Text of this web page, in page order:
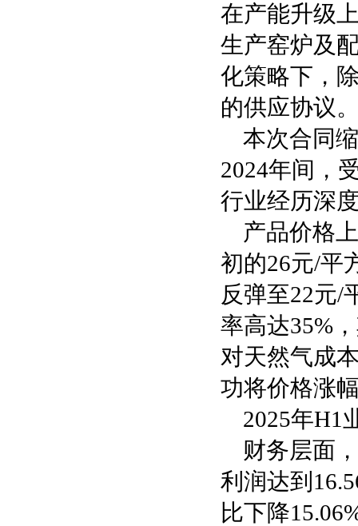
在产能升级
生产窑炉及
化策略下，
的供应协议
本次合同
2024年间，
行业经历深
产品价格
初的26元/平
反弹至22元/
率高达35%
对天然气成
功将价格涨
2025年H1
财务层面
利润达到
比下降